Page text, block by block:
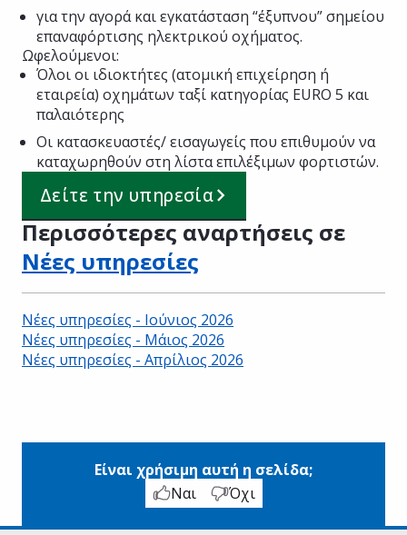
για την αγορά και εγκατάσταση “έξυπνου” σημείου
επαναφόρτισης ηλεκτρικού οχήματος.
Ωφελούμενοι:
Όλοι οι ιδιοκτήτες (ατομική επιχείρηση ή
εταιρεία) οχημάτων ταξί κατηγορίας EURO 5 και
παλαιότερης
Οι κατασκευαστές/ εισαγωγείς που επιθυμούν να
καταχωρηθούν στη λίστα επιλέξιμων φορτιστών.
Δείτε την υπηρεσία
Περισσότερες αναρτήσεις σε
Νέες υπηρεσίες
Νέες υπηρεσίες - Ιούνιος 2026
Νέες υπηρεσίες - Μάιος 2026
Νέες υπηρεσίες - Απρίλιος 2026
Είναι χρήσιμη αυτή η σελίδα;
Ναι
Όχι